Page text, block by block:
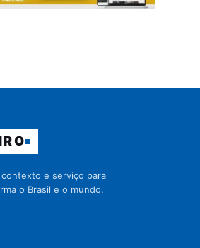
e serviço para
o Brasil e o mundo.